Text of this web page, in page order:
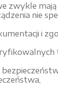
zwykle
nie
i